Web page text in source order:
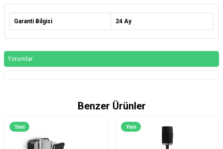
Garanti Bilgisi 24 Ay
Yorumlar
Benzer Ürünler
Yeni Yeni